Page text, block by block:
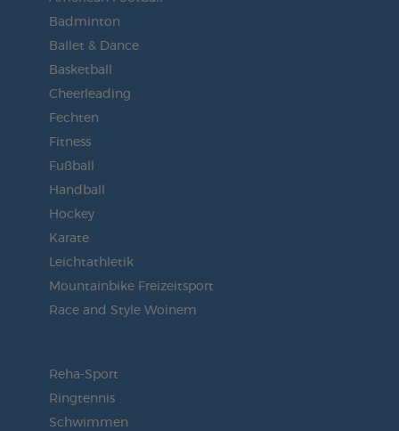
Badminton
Ballet & Dance
Basketball
Cheerleading
Fechten
Fitness
Fußball
Handball
Hockey
Karate
Leichtathletik
Mountainbike Freizeitsport
Race and Style Woinem
Reha-Sport
Ringtennis
Schwimmen